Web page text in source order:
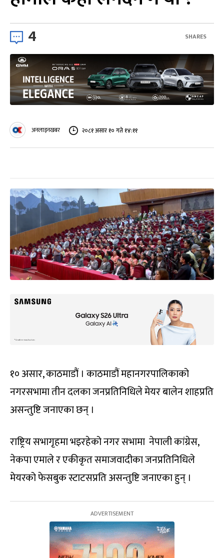
4 SHARES
अनलाइनखबर २०८१ असार १० गते १४:११
१० असार, काठमाडौं । काठमाडौं महानगरपालिकाको
नगरसभामा तीन दलका जनप्रतिनिधिले मेयर बालेन शाहप्रति
असन्तुष्टि जनाएका छन् ।
राष्ट्रिय सभागृहमा भइरहेको नगर सभामा नेपाली कांग्रेस,
नेकपा एमाले र एकीकृत समाजवादीका जनप्रतिनिधिले
मेयरको फेसबुक स्टाटसप्रति असन्तुष्टि जनाएका हुन् ।